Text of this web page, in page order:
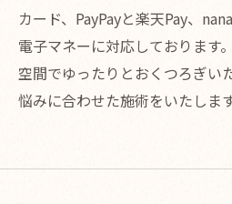
カード、PayPayと楽天Pay、
電子マネーに対応しております
空間でゆったりとおくつろぎい
悩みに合わせた施術をいたします